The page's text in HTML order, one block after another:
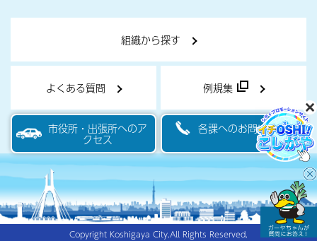
組織から探す
よくある質問 例規集
市役所・出張所へのア
クセス
各課へのお問い合わせ
Copyright Koshigaya City.All Rights Reserved.